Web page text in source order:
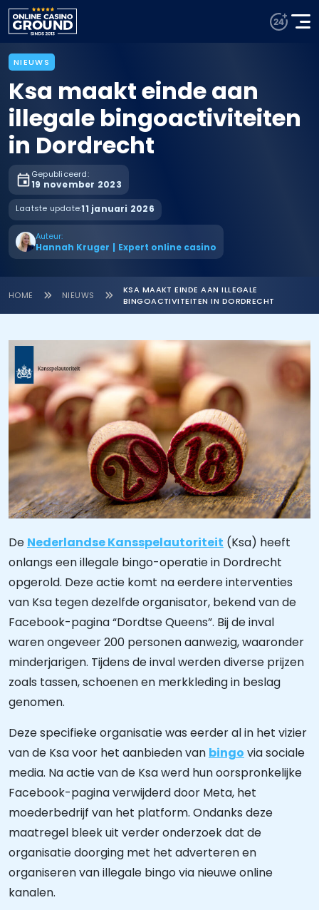
NIEUWS
Ksa maakt einde aan
illegale bingoactiviteiten
in Dordrecht
Gepubliceerd:
19 november 2023
Laatste update:11 januari 2026
Auteur:
Hannah Kruger | Expert online casino
HOME NIEUWS
KSA MAAKT EINDE AAN ILLEGALE
BINGOACTIVITEITEN IN DORDRECHT
De Nederlandse Kansspelautoriteit (Ksa) heeft
onlangs een illegale bingo-operatie in Dordrecht
opgerold. Deze actie komt na eerdere interventies
van Ksa tegen dezelfde organisator, bekend van de
Facebook-pagina “Dordtse Queens”. Bij de inval
waren ongeveer 200 personen aanwezig, waaronder
minderjarigen. Tijdens de inval werden diverse prijzen
zoals tassen, schoenen en merkkleding in beslag
genomen.
Deze specifieke organisatie was eerder al in het vizier
van de Ksa voor het aanbieden van bingo via sociale
media. Na actie van de Ksa werd hun oorspronkelijke
Facebook-pagina verwijderd door Meta, het
moederbedrijf van het platform. Ondanks deze
maatregel bleek uit verder onderzoek dat de
organisatie doorging met het adverteren en
organiseren van illegale bingo via nieuwe online
kanalen.